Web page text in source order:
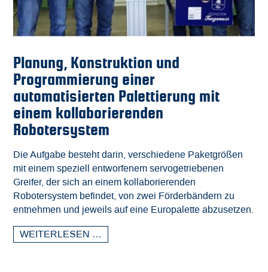
Planung, Konstruktion und
Programmierung einer
automatisierten Palettierung mit
einem kollaborierenden
Robotersystem
Die Aufgabe besteht darin, verschiedene Paketgrößen
mit einem speziell entworfenem servogetriebenen
Greifer, der sich an einem kollaborierenden
Robotersystem befindet, von zwei Förderbändern zu
entnehmen und jeweils auf eine Europalette abzusetzen.
WEITERLESEN …